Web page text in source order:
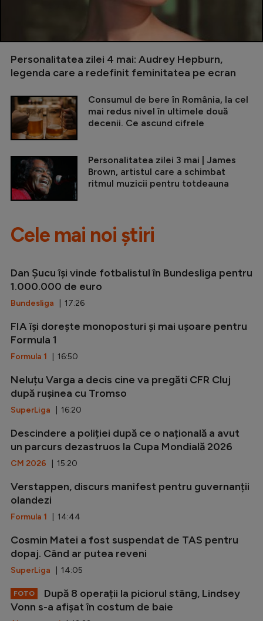
Personalitatea zilei 4 mai: Audrey Hepburn,
legenda care a redefinit feminitatea pe ecran
Consumul de bere în România, la cel
mai redus nivel în ultimele două
decenii. Ce ascund cifrele
Personalitatea zilei 3 mai | James
Brown, artistul care a schimbat
ritmul muzicii pentru totdeauna
Cele mai noi știri
Dan Șucu își vinde fotbalistul în Bundesliga pentru
1.000.000 de euro
Bundesliga | 17:26
FIA își dorește monoposturi și mai ușoare pentru
Formula 1
Formula 1 | 16:50
Neluțu Varga a decis cine va pregăti CFR Cluj
după rușinea cu Tromso
SuperLiga | 16:20
Descindere a poliției după ce o națională a avut
un parcurs dezastruos la Cupa Mondială 2026
CM 2026 | 15:20
Verstappen, discurs manifest pentru guvernanții
olandezi
Formula 1 | 14:44
Cosmin Matei a fost suspendat de TAS pentru
dopaj. Când ar putea reveni
SuperLiga | 14:05
FOTO
După 8 operații la piciorul stâng, Lindsey
Vonn s-a afișat în costum de baie